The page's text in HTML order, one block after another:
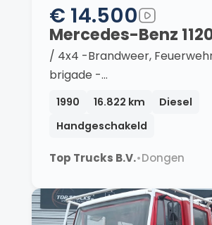
Mercedes-Benz
€ 14.500
/ 4x4 -Brandweer,
brigade -…
1990 16.822 km
Diesel
Handgeschakeld
Top Trucks B.V.•Dongen